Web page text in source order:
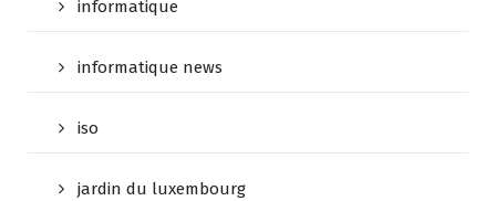
informatique
informatique news
iso
jardin du luxembourg